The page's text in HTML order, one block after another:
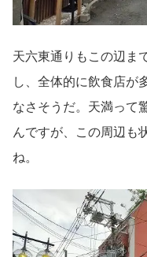
天六東通りもこの辺ま
し、全体的に飲食店が
なさそうだ。天満って
んですが、この周辺も
ね。